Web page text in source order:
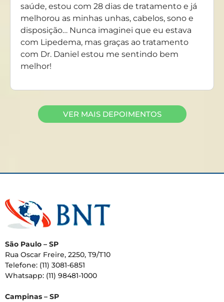
saúde, estou com 28 dias de tratamento e já
melhorou as minhas unhas, cabelos, sono e
disposição… Nunca imaginei que eu estava
com Lipedema, mas graças ao tratamento
com Dr. Daniel estou me sentindo bem
melhor!
VER MAIS DEPOIMENTOS
São Paulo – SP
Rua Oscar Freire, 2250, T9/T10
Telefone: (11) 3081-6851
Whatsapp: (11) 98481-1000
Campinas – SP